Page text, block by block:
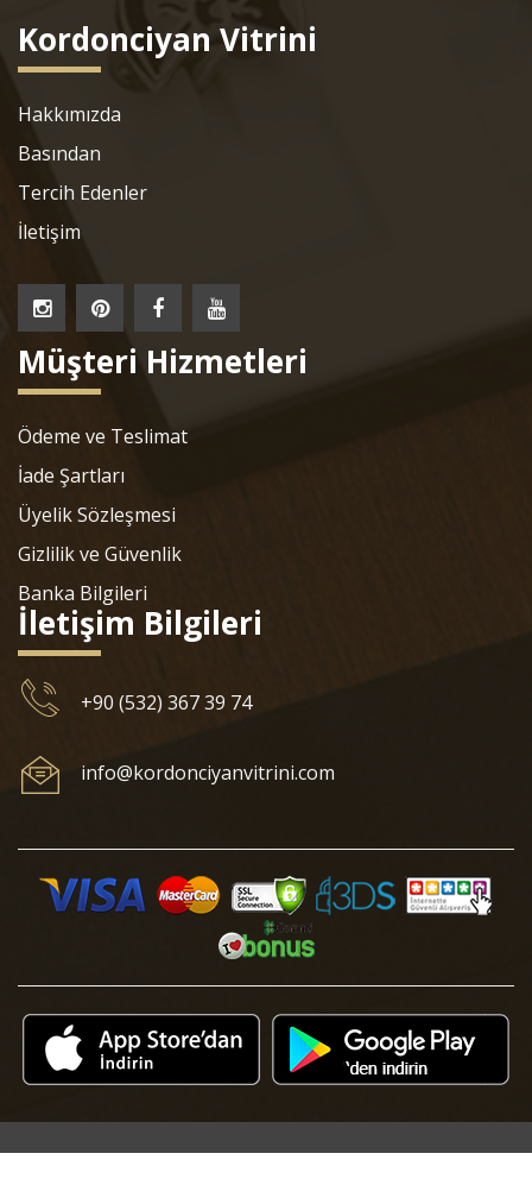
Kordonciyan Vitrini
Hakkımızda
Basından
Tercih Edenler
İletişim
Müşteri Hizmetleri
Ödeme ve Teslimat
İade Şartları
Üyelik Sözleşmesi
Gizlilik ve Güvenlik
Banka Bilgileri
İletişim Bilgileri
+90 (532) 367 39 74
info@kordonciyanvitrini.com